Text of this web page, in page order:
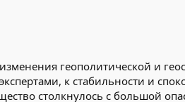
геополитической и
к стабильности и
столкнулось с большой